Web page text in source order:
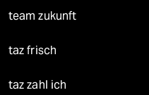
team zukunft
taz frisch
taz zahl ich